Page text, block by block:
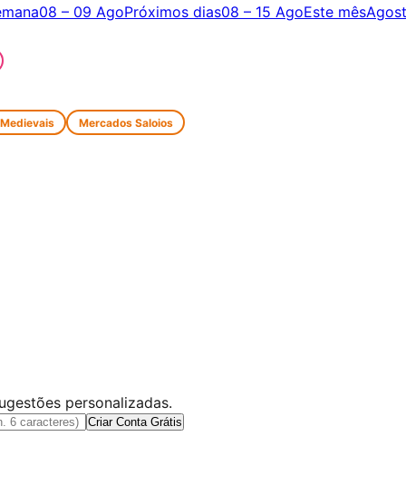
08 – 09 AgoPróximos dias08 – 15 AgoEste mês
Mercados Saloios
personalizadas.
Criar Conta Grátis